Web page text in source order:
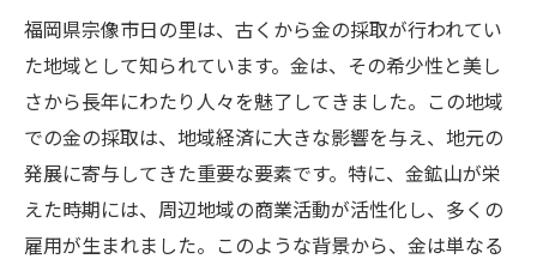
福岡県宗像市日の里は、古くから金の採取が行われてい
た地域として知られています。金は、その希少性と美し
さから長年にわたり人々を魅了してきました。この地域
での金の採取は、地域経済に大きな影響を与え、地元の
発展に寄与してきた重要な要素です。特に、金鉱山が栄
えた時期には、周辺地域の商業活動が活性化し、多くの
雇用が生まれました。このような背景から、金は単なる